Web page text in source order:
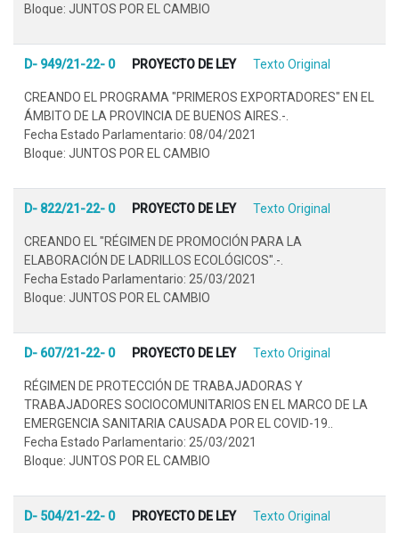
Bloque: JUNTOS POR EL CAMBIO
D- 949/21-22- 0 PROYECTO DE LEY Texto Original
CREANDO EL PROGRAMA "PRIMEROS EXPORTADORES" EN EL
ÁMBITO DE LA PROVINCIA DE BUENOS AIRES.-.
Fecha Estado Parlamentario: 08/04/2021
Bloque: JUNTOS POR EL CAMBIO
D- 822/21-22- 0 PROYECTO DE LEY Texto Original
CREANDO EL "RÉGIMEN DE PROMOCIÓN PARA LA
ELABORACIÓN DE LADRILLOS ECOLÓGICOS".-.
Fecha Estado Parlamentario: 25/03/2021
Bloque: JUNTOS POR EL CAMBIO
D- 607/21-22- 0 PROYECTO DE LEY Texto Original
RÉGIMEN DE PROTECCIÓN DE TRABAJADORAS Y
TRABAJADORES SOCIOCOMUNITARIOS EN EL MARCO DE LA
EMERGENCIA SANITARIA CAUSADA POR EL COVID-19..
Fecha Estado Parlamentario: 25/03/2021
Bloque: JUNTOS POR EL CAMBIO
D- 504/21-22- 0 PROYECTO DE LEY Texto Original